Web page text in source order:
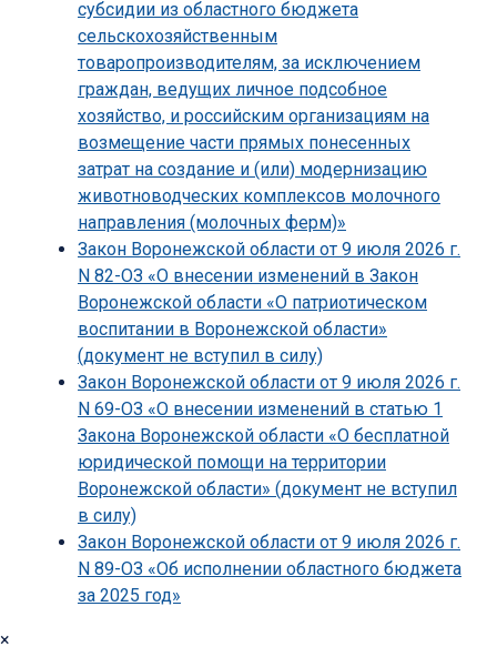
субсидии из областного бюджета
сельскохозяйственным
товаропроизводителям, за исключением
граждан, ведущих личное подсобное
хозяйство, и российским организациям на
возмещение части прямых понесенных
затрат на создание и (или) модернизацию
животноводческих комплексов молочного
направления (молочных ферм)»
Закон Воронежской области от 9 июля 2026 г.
N 82-ОЗ «О внесении изменений в Закон
Воронежской области «О патриотическом
воспитании в Воронежской области»
(документ не вступил в силу)
Закон Воронежской области от 9 июля 2026 г.
N 69-ОЗ «О внесении изменений в статью 1
Закона Воронежской области «О бесплатной
юридической помощи на территории
Воронежской области» (документ не вступил
в силу)
Закон Воронежской области от 9 июля 2026 г.
N 89-ОЗ «Об исполнении областного бюджета
за 2025 год»
×